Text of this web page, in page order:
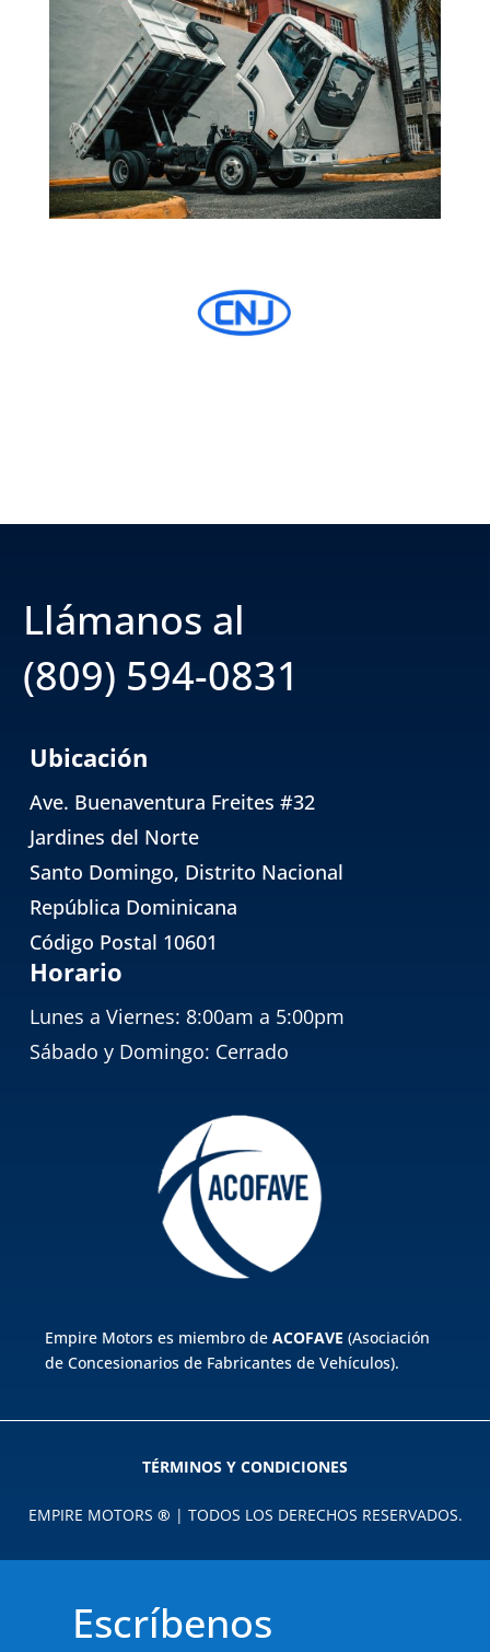
Llámanos al
(809) 594-0831
Ubicación
Ave. Buenaventura Freites #32
Jardines del Norte
Santo Domingo, Distrito Nacional
República Dominicana
Código Postal 10601
Horario
Lunes a Viernes: 8:00am a 5:00pm
Sábado y Domingo: Cerrado
Empire Motors es miembro de ACOFAVE (Asociación
de Concesionarios de Fabricantes de Vehículos).
TÉRMINOS Y CONDICIONES
EMPIRE MOTORS ® | TODOS LOS DERECHOS RESERVADOS.
Escríbenos